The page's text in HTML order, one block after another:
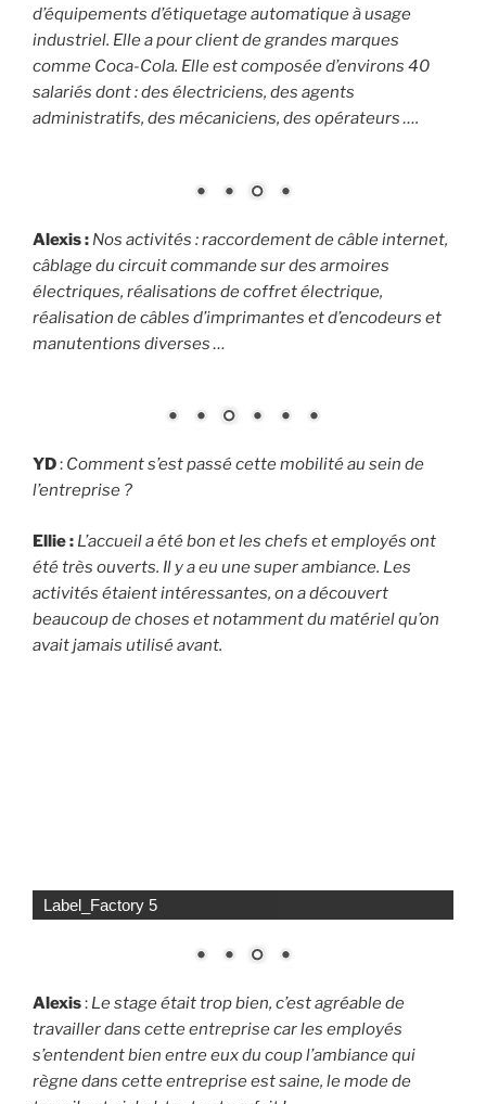
d’équipements d’étiquetage automatique à usage
industriel. Elle a pour client de grandes marques
comme Coca-Cola. Elle est composée d’environs 40
salariés dont : des électriciens, des agents
administratifs, des mécaniciens, des opérateurs ….
Alexis : Nos activités : raccordement de câble internet,
câblage du circuit commande sur des armoires
électriques, réalisations de coffret électrique,
réalisation de câbles d’imprimantes et d’encodeurs et
manutentions diverses …
YD: Comment s’est passé cette mobilité au sein de
l’entreprise ?
Ellie : L’accueil a été bon et les chefs et employés ont
été très ouverts. Il y a eu une super ambiance. Les
activités étaient intéressantes, on a découvert
beaucoup de choses et notamment du matériel qu’on
avait jamais utilisé avant.
Label_Factory 5
Alexis: Le stage était trop bien, c’est agréable de
travailler dans cette entreprise car les employés
s’entendent bien entre eux du coup l’ambiance qui
règne dans cette entreprise est saine, le mode de